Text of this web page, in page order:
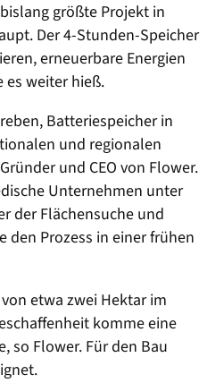
größte Projekt in
Der 4-Stunden-Speicher
erneuerbare Energien
es weiter hieß.
Batteriespeicher in
und regionalen
und CEO von Flower.
Unternehmen unter
der Flächensuche und
den Prozess in einer frühen
etwa zwei Hektar im
komme eine
so Flower. Für den Bau